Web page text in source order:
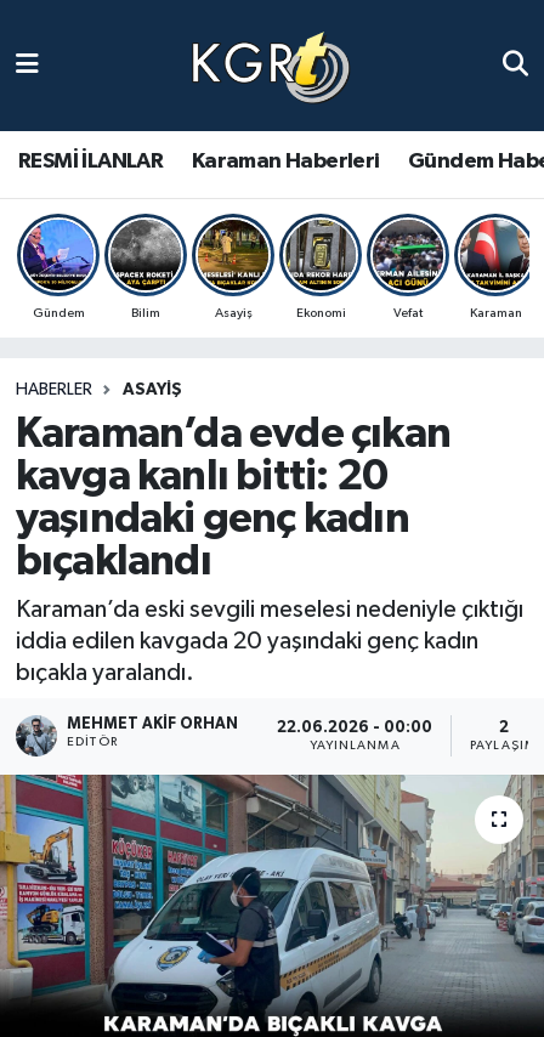
RESMİ İLANLAR Karaman Haberleri Gündem
Gündem Bilim Asayiş Ekonomi Vefat Karaman
HABERLER ASAYIŞ
Karaman’da evde çıkan
kavga kanlı bitti: 20
yaşındaki genç kadın
bıçaklandı
Karaman’da eski sevgili meselesi nedeniyle çıktığı
iddia edilen kavgada 20 yaşındaki genç kadın
bıçakla yaralandı.
MEHMET AKIF ORHAN
EDITÖR
22.06.2026 - 00:00
YAYINLANMA
2
PAYLAŞIM
Gündem Haberleri
Güncel Haberler
Spor Haberleri
Ulusal Haberler
Vefat Edenler